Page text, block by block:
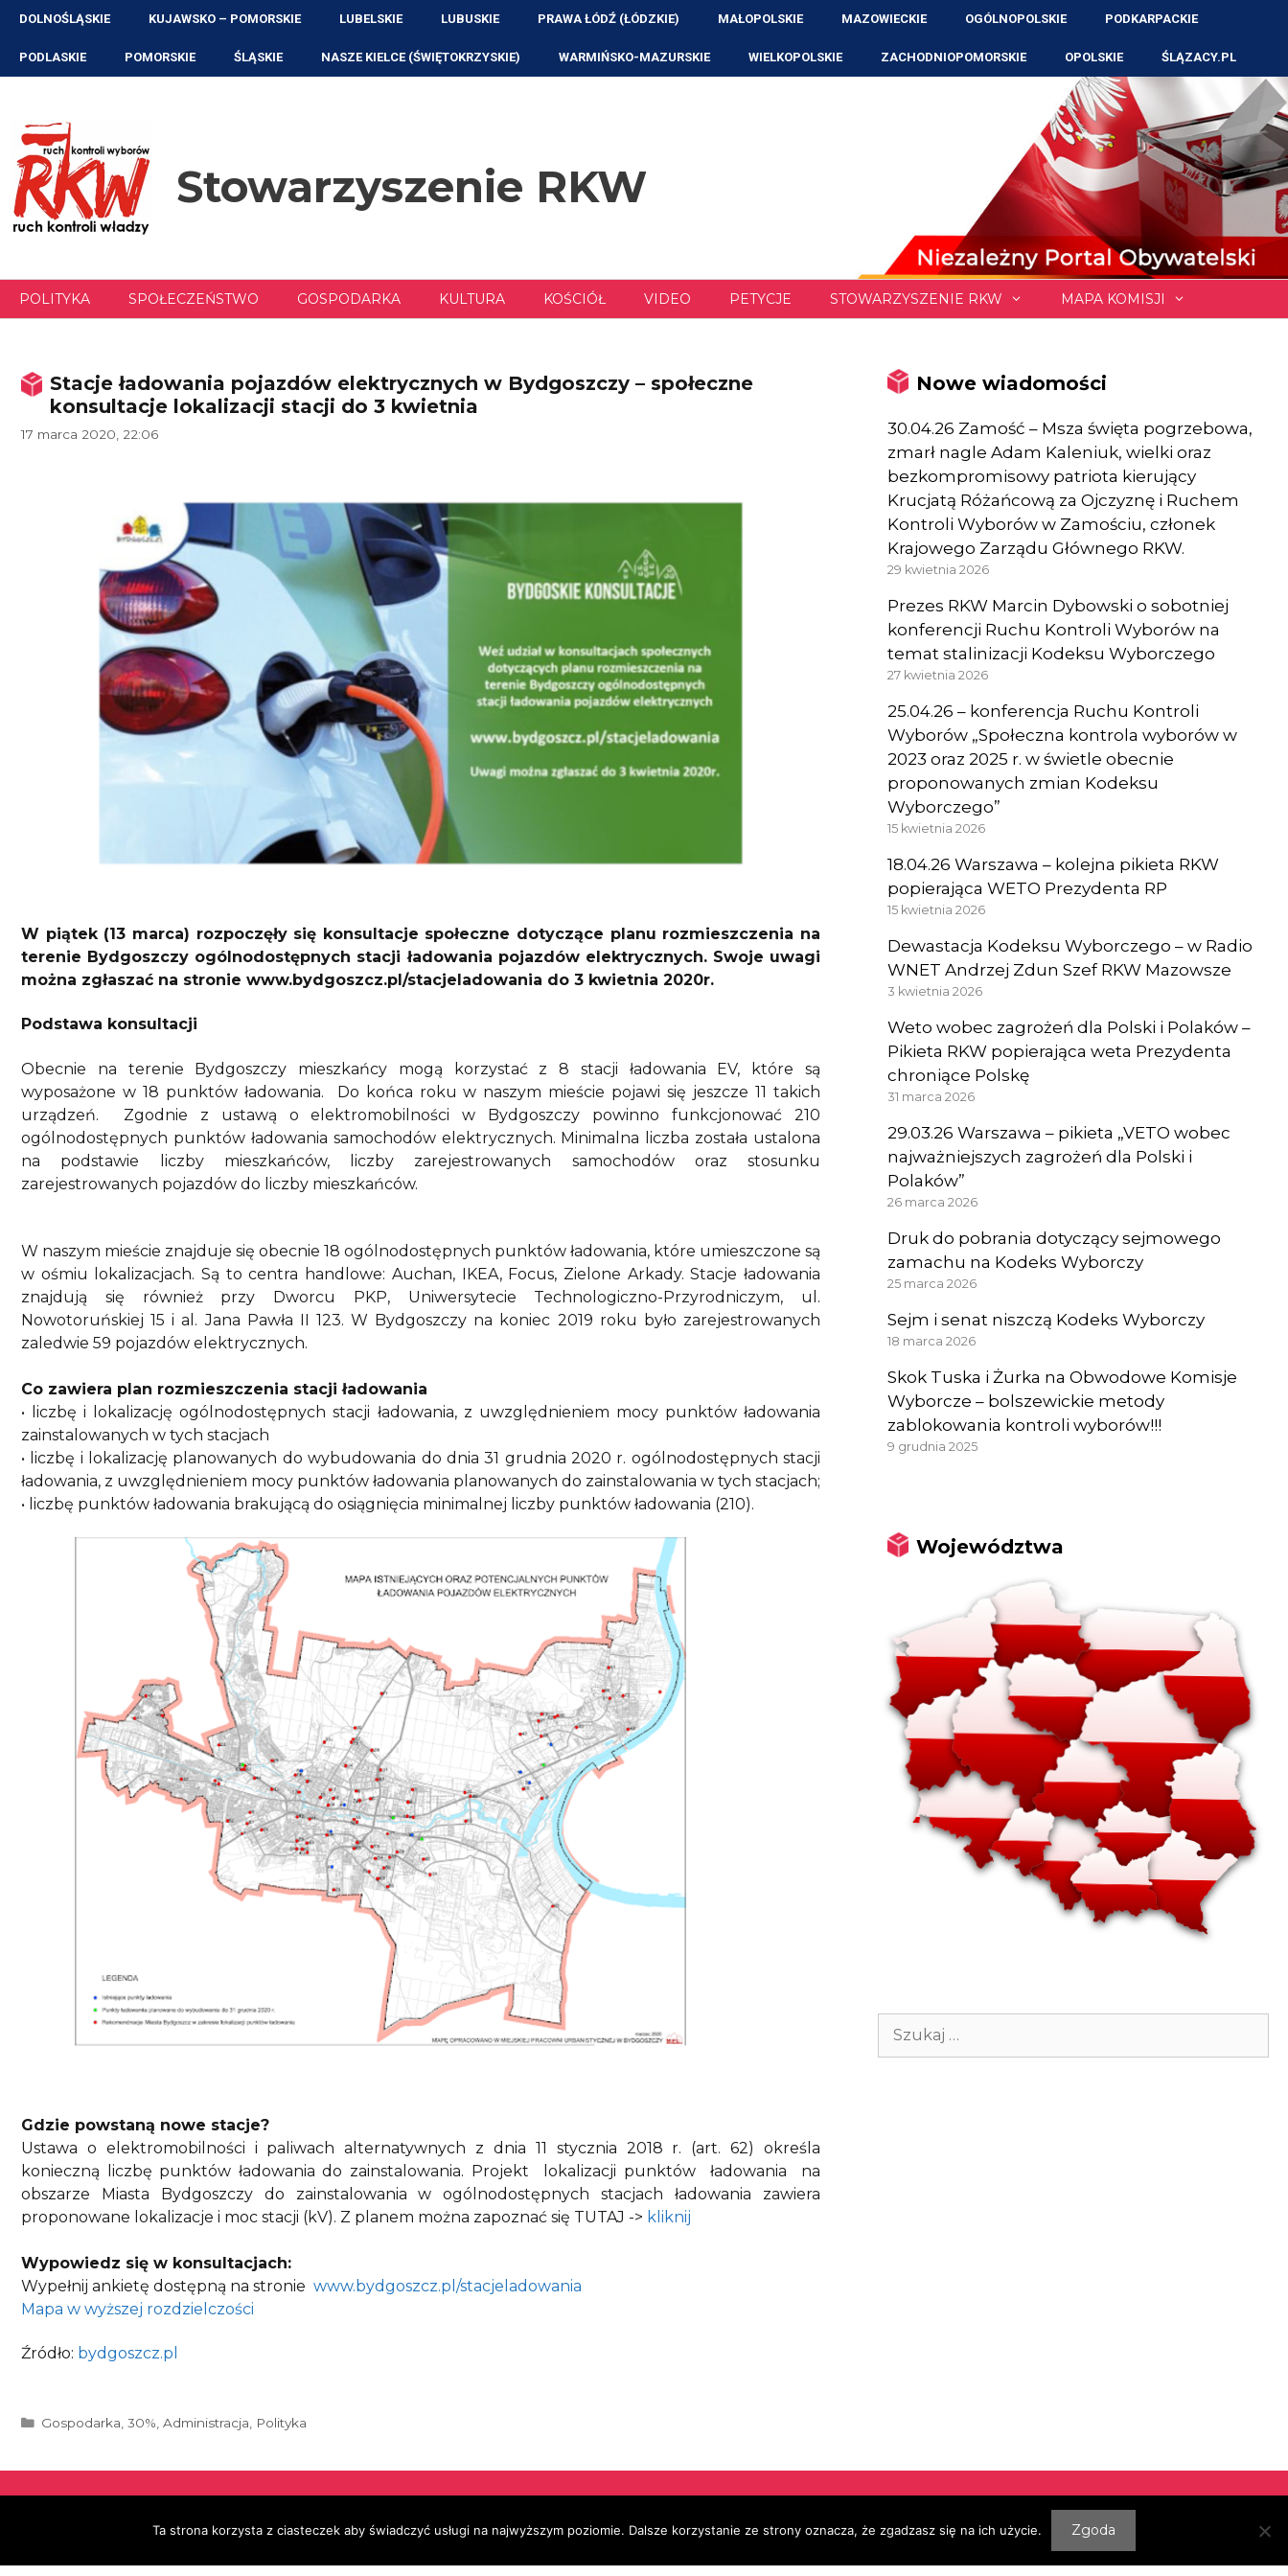
Przejdź
treści
DOLNOŚLĄSKIE KUJAWSKO – POMORSKIE LUBELSKIE LUBUSKIE PRAWA ŁÓDŹ (ŁÓDZKIE) MAŁOPOLSKIE MAZOWIECKIE OGÓLNOPOLSKIE PODKARPACKIE
PODLASKIE POMORSKIE ŚLĄSKIE NASZE KIELCE (ŚWIĘTOKRZYSKIE) WARMIŃSKO-MAZURSKIE WIELKOPOLSKIE ZACHODNIOPOMORSKIE OPOLSKIE ŚLĄZACY.PL
Stowarzyszenie RKW
POLITYKA SPOŁECZEŃSTWO GOSPODARKA KULTURA KOŚCIÓŁ VIDEO PETYCJE STOWARZYSZENIE RKW MAPA KOMISJI
Stacje ładowania pojazdów elektrycznych w Bydgoszczy – społeczne
konsultacje lokalizacji stacji do 3 kwietnia
17 marca 2020, 22:06
W piątek (13 marca) rozpoczęły się konsultacje społeczne dotyczące planu rozmieszczenia na
terenie Bydgoszczy ogólnodostępnych stacji ładowania pojazdów elektrycznych. Swoje uwagi
można zgłaszać na stronie www.bydgoszcz.pl/stacjeladowania do 3 kwietnia 2020r.
Podstawa konsultacji
Obecnie na terenie Bydgoszczy mieszkańcy mogą korzystać z 8 stacji ładowania EV, które są
wyposażone w 18 punktów ładowania. Do końca roku w naszym mieście pojawi się jeszcze 11 takich
urządzeń. Zgodnie z ustawą o elektromobilności w Bydgoszczy powinno funkcjonować 210
ogólnodostępnych punktów ładowania samochodów elektrycznych. Minimalna liczba została ustalona
na podstawie liczby mieszkańców, liczby zarejestrowanych samochodów oraz stosunku
zarejestrowanych pojazdów do liczby mieszkańców.
W naszym mieście znajduje się obecnie 18 ogólnodostępnych punktów ładowania, które umieszczone są
w ośmiu lokalizacjach. Są to centra handlowe: Auchan, IKEA, Focus, Zielone Arkady. Stacje ładowania
znajdują się również przy Dworcu PKP, Uniwersytecie Technologiczno-Przyrodniczym, ul.
Nowotoruńskiej 15 i al. Jana Pawła II 123. W Bydgoszczy na koniec 2019 roku było zarejestrowanych
zaledwie 59 pojazdów elektrycznych.
Co zawiera plan rozmieszczenia stacji ładowania
• liczbę i lokalizację ogólnodostępnych stacji ładowania, z uwzględnieniem mocy punktów ładowania
zainstalowanych w tych stacjach
• liczbę i lokalizację planowanych do wybudowania do dnia 31 grudnia 2020 r. ogólnodostępnych stacji
ładowania, z uwzględnieniem mocy punktów ładowania planowanych do zainstalowania w tych stacjach;
• liczbę punktów ładowania brakującą do osiągnięcia minimalnej liczby punktów ładowania (210).
Gdzie powstaną nowe stacje?
Ustawa o elektromobilności i paliwach alternatywnych z dnia 11 stycznia 2018 r. (art. 62) określa
konieczną liczbę punktów ładowania do zainstalowania. Projekt lokalizacji punktów ładowania na
obszarze Miasta Bydgoszczy do zainstalowania w ogólnodostępnych stacjach ładowania zawiera
proponowane lokalizacje i moc stacji (kV). Z planem można zapoznać się TUTAJ -> kliknij
Wypowiedz się w konsultacjach:
Wypełnij ankietę dostępną na stronie www.bydgoszcz.pl/stacjeladowania
Mapa w wyższej rozdzielczości
Źródło: bydgoszcz.pl
Kategorie
Gospodarka ,30% ,Administracja Polityka
Nowe wiadomości
30.04.26 Zamość – Msza święta pogrzebowa,
zmarł nagle Adam Kaleniuk, wielki oraz
bezkompromisowy patriota kierujący
Krucjatą Różańcową za Ojczyznę i Ruchem
Kontroli Wyborów w Zamościu, członek
Krajowego Zarządu Głównego RKW.
29 kwietnia 2026
Prezes RKW Marcin Dybowski o sobotniej
konferencji Ruchu Kontroli Wyborów na
temat stalinizacji Kodeksu Wyborczego
27 kwietnia 2026
25.04.26 – konferencja Ruchu Kontroli
Wyborów „Społeczna kontrola wyborów w
2023 oraz 2025 r. w świetle obecnie
proponowanych zmian Kodeksu
Wyborczego”
15 kwietnia 2026
18.04.26 Warszawa – kolejna pikieta RKW
popierająca WETO Prezydenta RP
15 kwietnia 2026
Dewastacja Kodeksu Wyborczego – w Radio
WNET Andrzej Zdun Szef RKW Mazowsze
3 kwietnia 2026
Weto wobec zagrożeń dla Polski i Polaków –
Pikieta RKW popierająca weta Prezydenta
chroniące Polskę
31 marca 2026
29.03.26 Warszawa – pikieta „VETO wobec
najważniejszych zagrożeń dla Polski i
Polaków”
26 marca 2026
Druk do pobrania dotyczący sejmowego
zamachu na Kodeks Wyborczy
25 marca 2026
Sejm i senat niszczą Kodeks Wyborczy
18 marca 2026
Skok Tuska i Żurka na Obwodowe Komisje
Wyborcze – bolszewickie metody
zablokowania kontroli wyborów!!!
9 grudnia 2025
Województwa
Szukaj:
Władze RKW Redakcja
Ta strona korzysta z ciasteczek aby świadczyć usługi na najwyższym poziomie. Dalsze korzystanie ze strony oznacza, że zgadzasz się na ich użycie. Zgoda